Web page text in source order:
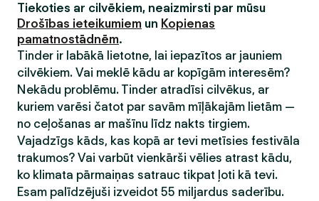
Tiekoties ar cilvēkiem, neaizmirsti par mūsu
Drošības ieteikumiem un Kopienas
pamatnostādnēm.
Tinder ir labākā lietotne, lai iepazītos ar jauniem
cilvēkiem. Vai meklē kādu ar kopīgām interesēm?
Nekādu problēmu. Tinder atradīsi cilvēkus, ar
kuriem varēsi čatot par savām mīļākajām lietām —
no ceļošanas ar mašīnu līdz nakts tirgiem.
Vajadzīgs kāds, kas kopā ar tevi metīsies festivāla
trakumos? Vai varbūt vienkārši vēlies atrast kādu,
ko klimata pārmaiņas satrauc tikpat ļoti kā tevi.
Esam palīdzējuši izveidot 55 miljardus saderību.